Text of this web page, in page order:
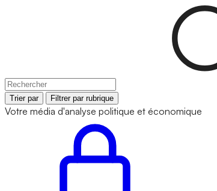
Trier par Filtrer par rubrique
Votre média d'analyse politique et économique